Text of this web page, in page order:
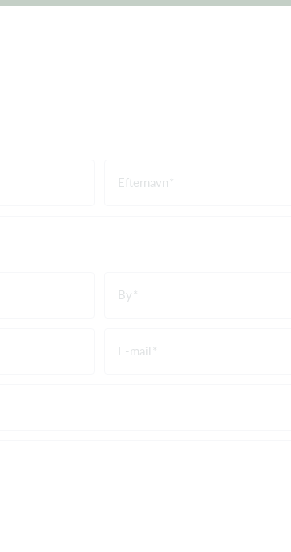
Efternavn
By
E-mail